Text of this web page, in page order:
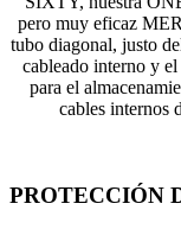
pero muy eficaz
tubo diagonal, justo
cableado interno y
para el
cables internos
PROTECCIÓN